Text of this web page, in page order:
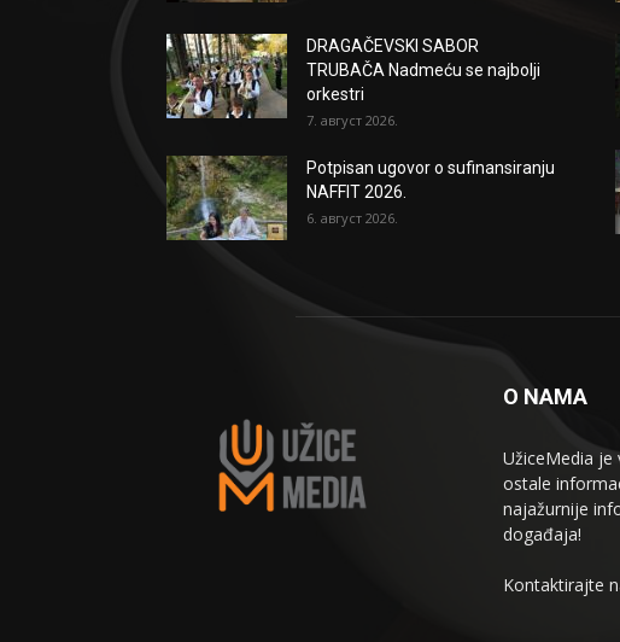
DRAGAČEVSKI SABOR
TRUBAČA Nadmeću se najbolji
orkestri
7. август 2026.
Potpisan ugovor o sufinansiranju
NAFFIT 2026.
6. август 2026.
O NAMA
UžiceMedia je
ostale
najažurnije
događaja!
Kontaktirajte